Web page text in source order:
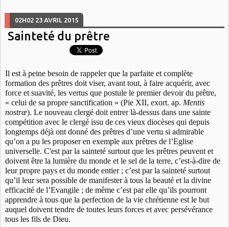
02H02 23 AVRIL 2015
Sainteté du prêtre
Il est à peine besoin de rappeler que la parfaite et complète
formation des prêtres doit viser, avant tout, à faire acquérir, avec
force et suavité, les vertus que postule le premier devoir du prêtre,
« celui de sa propre sanctification » (Pie XII, exort. ap. Mentis
nostræ). Le nouveau clergé doit entrer là-dessus dans une sainte
compétition avec le clergé issu de ces vieux diocèses qui depuis
longtemps déjà ont donné des prêtres d’une vertu si admirable
qu’on a pu les proposer en exemple aux prêtres de l’Eglise
universelle. C'est par la sainteté surtout que les prêtres peuvent et
doivent être la lumière du monde et le sel de la terre, c’est-à-dire de
leur propre pays et du monde entier ; c’est par la sainteté surtout
qu’il leur sera possible de manifester à tous la beauté et la divine
efficacité de l’Evangile ; de même c’est par elle qu’ils pourront
apprendre à tous que la perfection de la vie chrétienne est le but
auquel doivent tendre de toutes leurs forces et avec persévérance
tous les fils de Dieu.